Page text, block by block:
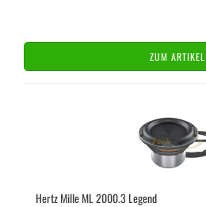
ZUM ARTIKEL
Hertz Mille ML 2000.3 Le­gend